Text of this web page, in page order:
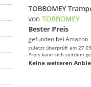
von TOBBOMEY
Bester Preis
gefunden bei Amazon
zuletzt überprüft am
Preis kann sich seitdem
Keine weiteren